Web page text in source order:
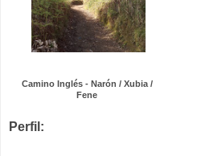
Camino Inglés - Narón / Xubia /
Fene
Perfil: